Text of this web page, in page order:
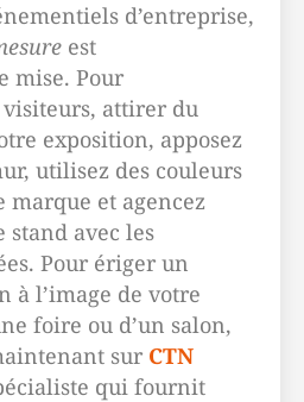
d’entreprise,
est
mise. Pour
attirer du
exposition, apposez
utilisez des couleurs
et agencez
avec les
Pour ériger un
à l’image de votre
foire ou d’un salon,
sur CTN
qui fournit